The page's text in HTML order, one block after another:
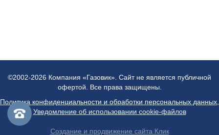
©2002-2026 Компания «Газовик». Сайт не является публичной
офертой. Все права защищены.
Политика конфиденциальности и обработки персональных данных
Уведомление об использовании cookie-файлов
Создание и продвижение сайта Клик